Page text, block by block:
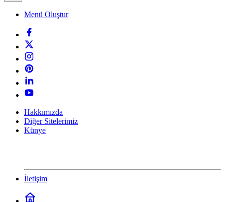
Menü Oluştur
Hakkımızda
Diğer Sitelerimiz
Künye
İletişim